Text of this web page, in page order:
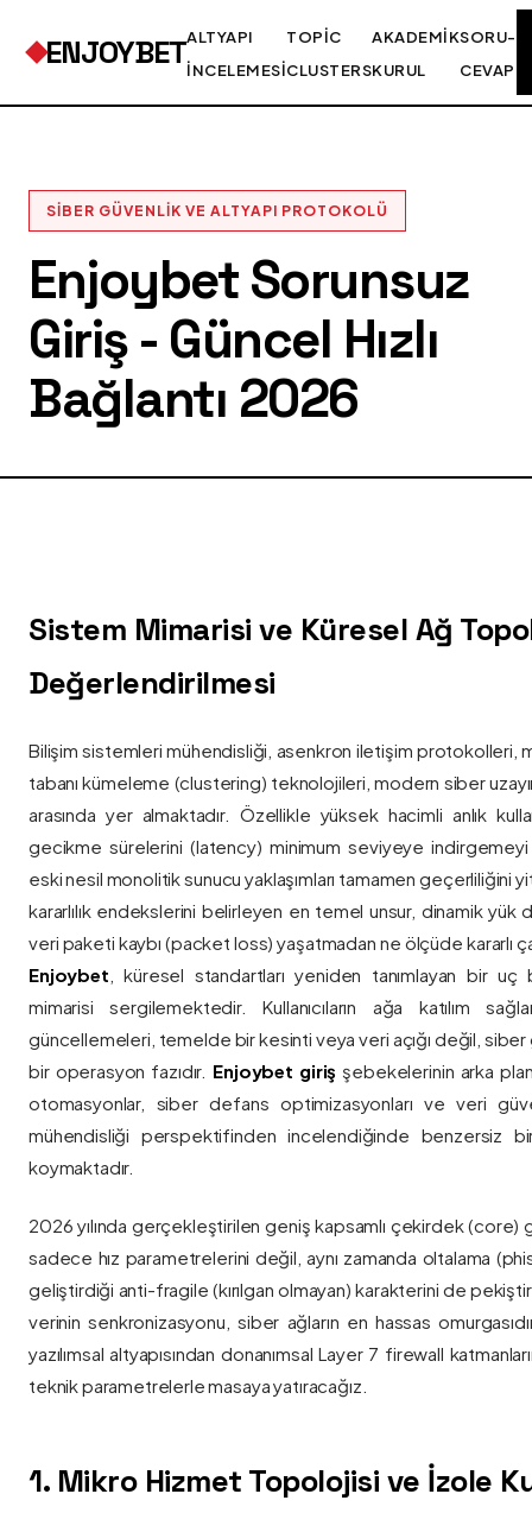
ENJOYBETALTYAPI
İNCELEMESI
TOPIC
CLUSTERS
AKADEMIK
KURUL
SORU-
CEVAP
SIBER GÜVENLIK VE ALTYAPI PROTOKOLÜ
Enjoybet Sorunsuz
Giriş - Güncel Hızlı
Bağlantı 2026
Sistem Mimarisi ve Küresel Ağ
Değerlendirilmesi
Bilişim sistemleri mühendisliği, asenkron iletişim protokolleri,
tabanı kümeleme (clustering) teknolojileri, modern siber
arasında yer almaktadır. Özellikle yüksek hacimli anlık
gecikme sürelerini (latency) minimum seviyeye
eski nesil monolitik sunucu yaklaşımları tamamen geçerliliğini
kararlılık endekslerini belirleyen en temel unsur, dinamik yük
veri paketi kaybı (packet loss) yaşatmadan ne ölçüde kararlı
Enjoybet , küresel standartları yeniden tanımlayan bir
mimarisi sergilemektedir. Kullanıcıların ağa katılım
güncellemeleri, temelde bir kesinti veya veri açığı değil, siber
bir operasyon fazıdır. Enjoybet giriş şebekelerinin arka
otomasyonlar, siber defans optimizasyonları ve veri
mühendisliği perspektifinden incelendiğinde benzersiz
koymaktadır.
2026 yılında gerçekleştirilen geniş kapsamlı çekirdek
sadece hız parametrelerini değil, aynı zamanda oltalama
geliştirdiği anti-fragile (kırılgan olmayan) karakterini de
verinin senkronizasyonu, siber ağların en hassas
yazılımsal altyapısından donanımsal Layer 7 firewall
teknik parametrelerle masaya yatıracağız.
1. Mikro Hizmet Topolojisi ve İzole